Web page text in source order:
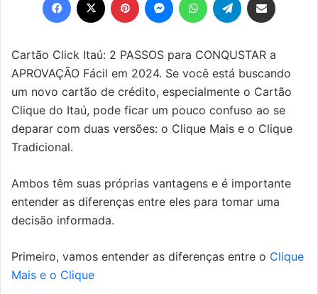
Cartão Click Itaú: 2 PASSOS para CONQUSTAR a
APROVAÇÃO Fácil em 2024. Se você está buscando
um novo cartão de crédito, especialmente o Cartão
Clique do Itaú, pode ficar um pouco confuso ao se
deparar com duas versões: o Clique Mais e o Clique
Tradicional.
Ambos têm suas próprias vantagens e é importante
entender as diferenças entre eles para tomar uma
decisão informada.
Primeiro, vamos entender as diferenças entre o Clique
Mais e o Clique